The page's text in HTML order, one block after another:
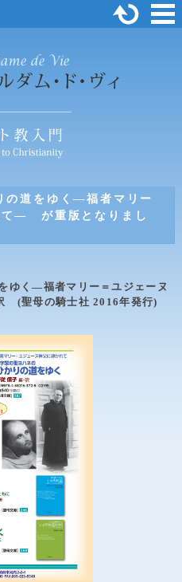
の道をゆく―福者マリー
て― が重版となりまし
ゆく―福者マリー＝ユジェーヌ
(聖母の騎士社 2016年発行)